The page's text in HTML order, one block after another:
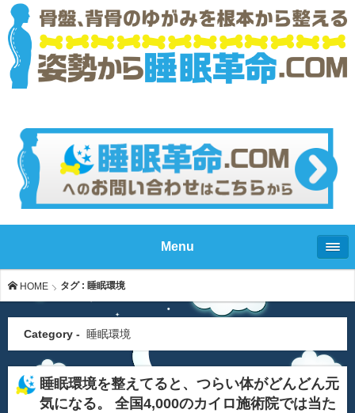
Menu
HOME タグ : 睡眠環境
Category - 睡眠環境
睡眠環境を整えてると、つらい体がどんどん元
気になる。 全国4,000のカイロ施術院では当た